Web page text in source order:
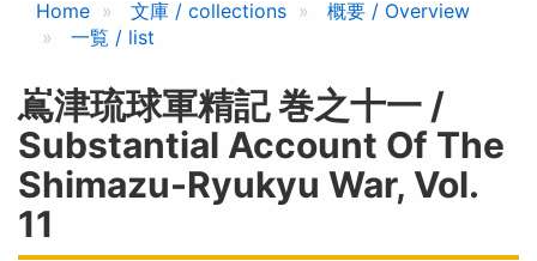
Home 文庫 / collections
概要 / Overview
一覧 / list
嶌津琉球軍精記 巻之十一 /
Substantial Account Of The
Shimazu-Ryukyu War, Vol.
11